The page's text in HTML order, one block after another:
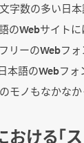
字数の多い日
のWebサイト
リーのWebフ
本語のWebフ
モノもなかなか
ける「